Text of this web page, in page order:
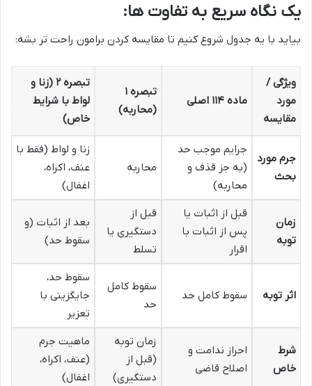
یک نگاه سریع به تفاوت ها:
بیاید با یه جدول شروع کنیم تا مقایسه کردن برامون راحت تر بشه:
ویژگی /
مورد
مقایسه
ماده ۱۱۴ اصلی
تبصره ۱
(محاربه)
تبصره ۲ (زنا و
لواط با شرایط
خاص)
جرم مورد
بحث
جرایم موجب حد
(به جز قذف و
محاربه)
محاربه
زنا و لواط (فقط با
عنف، اکراه،
اغفال)
زمان
توبه
قبل از اثبات یا
پس از اثبات با
اقرار
قبل از
دستگیری یا
تسلط
بعد از اثبات (و
سقوط حد)
اثر توبه سقوط کامل حد
سقوط کامل
حد
سقوط حد،
جایگزینی با
تعزیر
شرط
خاص
احراز ندامت و
اصلاح قاضی
زمان توبه
(قبل از
دستگیری)
ماهیت جرم
(عنف، اکراه،
اغفال)